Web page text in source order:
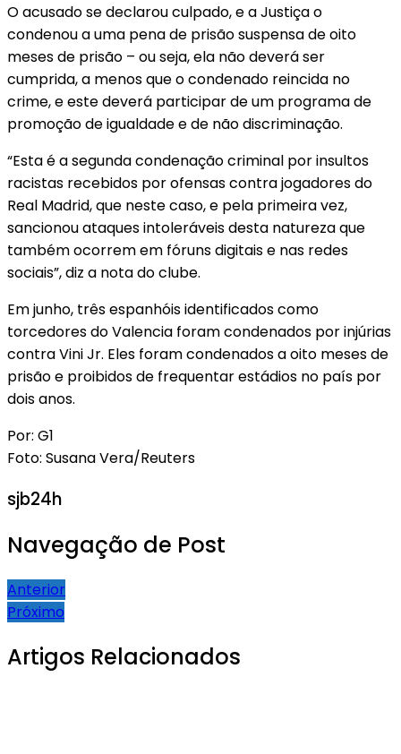
O acusado se declarou culpado, e a Justiça o
condenou a uma pena de prisão suspensa de oito
meses de prisão – ou seja, ela não deverá ser
cumprida, a menos que o condenado reincida no
crime, e este deverá participar de um programa de
promoção de igualdade e de não discriminação.
“Esta é a segunda condenação criminal por insultos
racistas recebidos por ofensas contra jogadores do
Real Madrid, que neste caso, e pela primeira vez,
sancionou ataques intoleráveis ​​desta natureza que
também ocorrem em fóruns digitais e nas redes
sociais”, diz a nota do clube.
Em junho, três espanhóis identificados como
torcedores do Valencia foram condenados por injúrias
contra Vini Jr. Eles foram condenados a oito meses de
prisão e proibidos de frequentar estádios no país por
dois anos.
Por: G1
Foto: Susana Vera/Reuters
sjb24h
Navegação de Post
Anterior
Próximo
Artigos Relacionados